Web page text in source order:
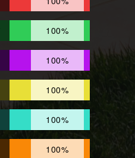
100%
100%
100%
100%
100%